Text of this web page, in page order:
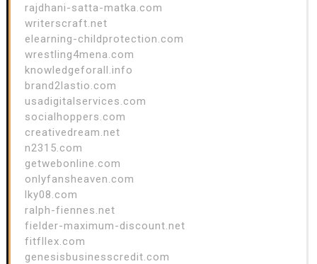
rajdhani-satta-matka.com
writerscraft.net
elearning-childprotection.com
wrestling4mena.com
knowledgeforall.info
brand2lastio.com
usadigitalservices.com
socialhoppers.com
creativedream.net
n2315.com
getwebonline.com
onlyfansheaven.com
lky08.com
ralph-fiennes.net
fielder-maximum-discount.net
fitfllex.com
genesisbusinesscredit.com